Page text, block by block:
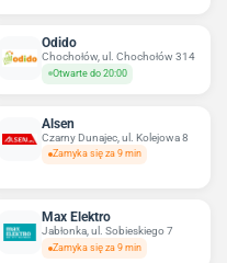
Odido
Chochołów, ul. Chochołów 314
Otwarte do 20:00
Alsen
Czarny Dunajec, ul. Kolejowa 8
Zamyka się za 9 min
Max Elektro
Jabłonka, ul. Sobieskiego 7
Zamyka się za 9 min